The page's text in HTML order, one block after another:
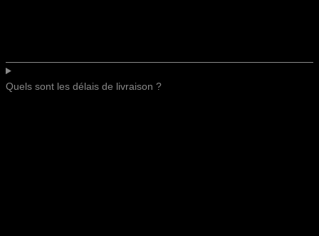
Quels sont les délais de livraison ?